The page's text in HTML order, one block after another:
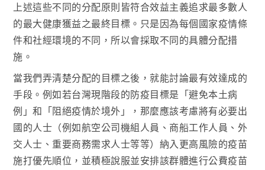
上述這些不同的分配原則皆符合效益主義追求最多數人
的最大健康獲益之最終目標。只是因為每個國家疫情條
件和社經環境的不同，所以會採取不同的具體分配措
施。
當我們弄清楚分配的目標之後，就能討論最有效達成的
手段。例如若台灣現階段的防疫目標是「避免本土病
例」和「阻絕疫情於境外」，那麼應該考慮將有必要出
國的人士（例如航空公司機組人員、商船工作人員、外
交人士、重要商務需求人士等等）納入更高風險的疫苗
施打優先順位，並積極說服並安排該群體進行公費疫苗